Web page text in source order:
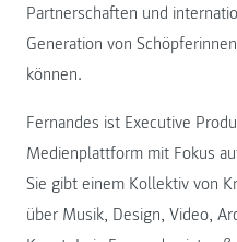
Partnerschaften und
Generation von
können.
Fernandes ist Executive
Medienplattform mit Fokus
Sie gibt einem Kollektiv von
über Musik, Design, Video,